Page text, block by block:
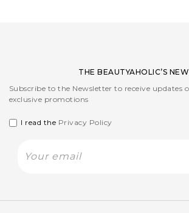
THE BEAUTYAHOLIC’S
Subscribe to the Newsletter to receive updates
exclusive promotions
I read the Privacy Policy